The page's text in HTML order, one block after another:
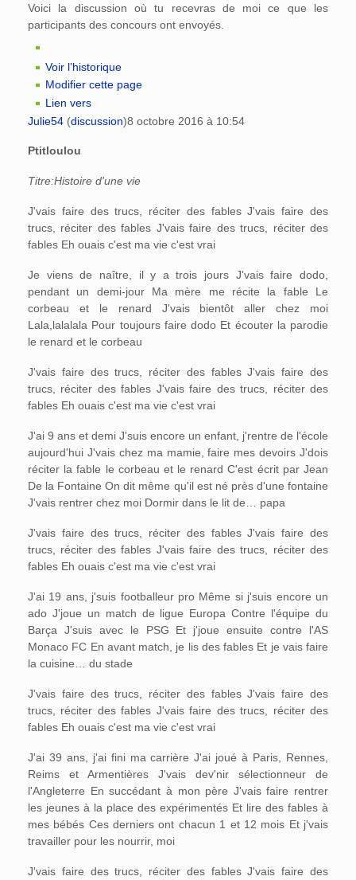
Voici la discussion où tu recevras de moi ce que les
participants des concours ont envoyés.
Voir l’historique
Modifier cette page
Lien vers
Julie54 (discussion)8 octobre 2016 à 10:54
Ptitloulou
Titre:Histoire d'une vie
J'vais faire des trucs, réciter des fables J'vais faire des
trucs, réciter des fables J'vais faire des trucs, réciter des
fables Eh ouais c'est ma vie c'est vrai
Je viens de naître, il y a trois jours J'vais faire dodo,
pendant un demi-jour Ma mère me récite la fable Le
corbeau et le renard J'vais bientôt aller chez moi
Lala,lalalala Pour toujours faire dodo Et écouter la parodie
le renard et le corbeau
J'vais faire des trucs, réciter des fables J'vais faire des
trucs, réciter des fables J'vais faire des trucs, réciter des
fables Eh ouais c'est ma vie c'est vrai
J'ai 9 ans et demi J'suis encore un enfant, j'rentre de l'école
aujourd'hui J'vais chez ma mamie, faire mes devoirs J'dois
réciter la fable le corbeau et le renard C'est écrit par Jean
De la Fontaine On dit même qu'il est né près d'une fontaine
J'vais rentrer chez moi Dormir dans le lit de… papa
J'vais faire des trucs, réciter des fables J'vais faire des
trucs, réciter des fables J'vais faire des trucs, réciter des
fables Eh ouais c'est ma vie c'est vrai
J'ai 19 ans, j'suis footballeur pro Même si j'suis encore un
ado J'joue un match de ligue Europa Contre l'équipe du
Barça J'suis avec le PSG Et j'joue ensuite contre l'AS
Monaco FC En avant match, je lis des fables Et je vais faire
la cuisine… du stade
J'vais faire des trucs, réciter des fables J'vais faire des
trucs, réciter des fables J'vais faire des trucs, réciter des
fables Eh ouais c'est ma vie c'est vrai
J'ai 39 ans, j'ai fini ma carrière J'ai joué à Paris, Rennes,
Reims et Armentières J'vais dev'nir sélectionneur de
l'Angleterre En succédant à mon père J'vais faire rentrer
les jeunes à la place des expérimentés Et lire des fables à
mes bébés Ces derniers ont chacun 1 et 12 mois Et j'vais
travailler pour les nourrir, moi
J'vais faire des trucs, réciter des fables J'vais faire des